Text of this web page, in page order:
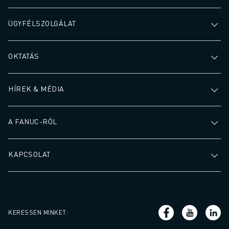
KAPCSOLAT
TELEPHELYEK
IMPRESSZUM
ÜGYFÉLSZOLGÁLAT
OKTATÁS
HÍREK & MÉDIA
A FANUC-RÓL
KAPCSOLAT
KERESSEN MINKET: